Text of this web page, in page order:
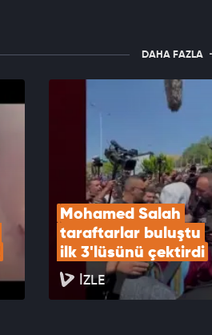
DAHA FAZLA
Mohamed Salah
taraftarlar buluştu
ilk 3'lüsünü çektirdi
İZLE